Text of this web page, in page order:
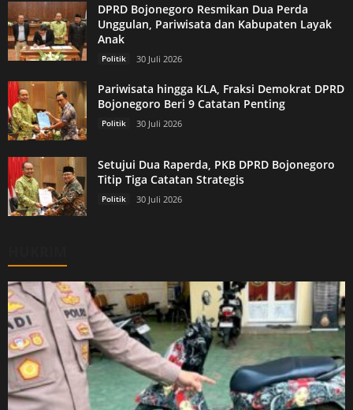
DPRD Bojonegoro Resmikan Dua Perda
Unggulan, Pariwisata dan Kabupaten Layak
Anak
Politik 30 Juli 2026
Pariwisata hingga KLA, Fraksi Demokrat DPRD
Bojonegoro Beri 9 Catatan Penting
Politik 30 Juli 2026
Setujui Dua Raperda, PKB DPRD Bojonegoro
Titip Tiga Catatan Strategis
Politik 30 Juli 2026